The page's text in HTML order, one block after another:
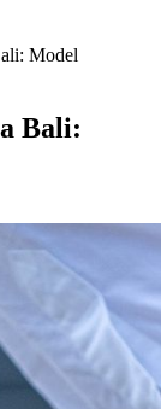
Model
Bali: